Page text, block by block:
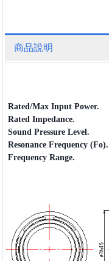
商品說明
Rated/Max Input Power.
Rated Impedance.
Sound Pressure Level.
Resonance Frequency (Fo).
Frequency Range.